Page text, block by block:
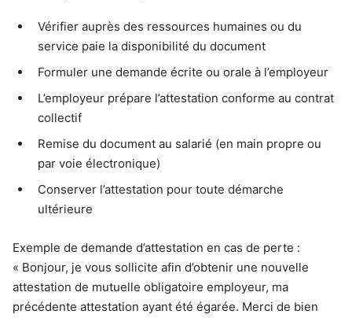
Vérifier auprès des ressources humaines ou du
service paie la disponibilité du document
Formuler une demande écrite ou orale à l’employeur
L’employeur prépare l’attestation conforme au contrat
collectif
Remise du document au salarié (en main propre ou
par voie électronique)
Conserver l’attestation pour toute démarche
ultérieure
Exemple de demande d’attestation en cas de perte :
« Bonjour, je vous sollicite afin d’obtenir une nouvelle
attestation de mutuelle obligatoire employeur, ma
précédente attestation ayant été égarée. Merci de bien